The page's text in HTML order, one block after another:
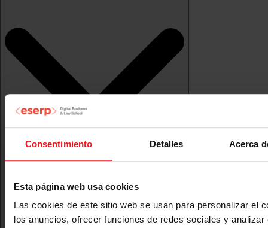
Consentimiento Detalles Acerca
Esta página web usa cookies
Las cookies de este sitio web se usan para personalizar el
los anuncios, ofrecer funciones de redes sociales y analizar